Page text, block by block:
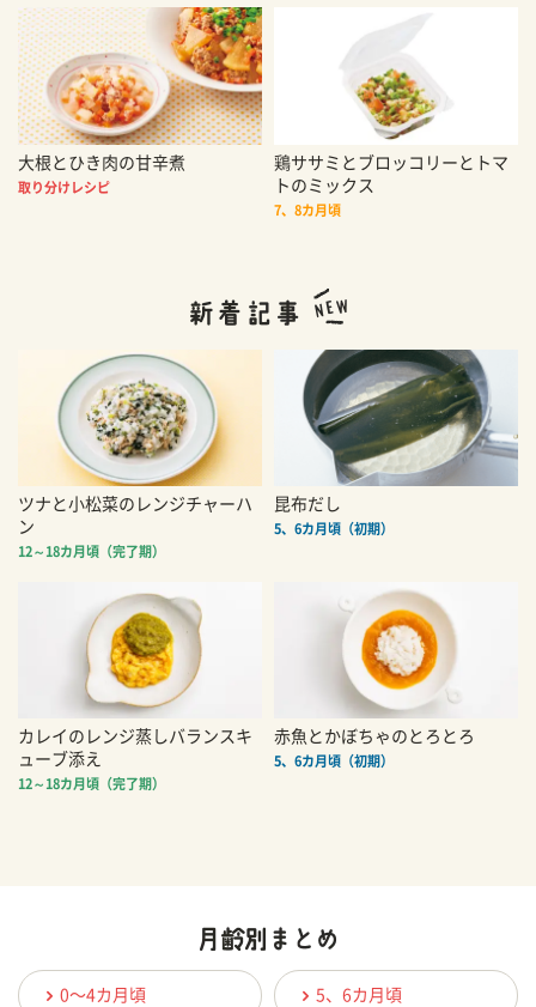
大根とひき肉の甘辛煮
取り分けレシピ
鶏ササミとブロッコリーとトマ
トのミックス
7、8カ月頃
ツナと小松菜のレンジチャーハ
ン
12～18カ月頃（完了期）
昆布だし
5、6カ月頃（初期）
カレイのレンジ蒸しバランスキ
ューブ添え
12～18カ月頃（完了期）
赤魚とかぼちゃのとろとろ
5、6カ月頃（初期）
0〜4カ月頃 5、6カ月頃